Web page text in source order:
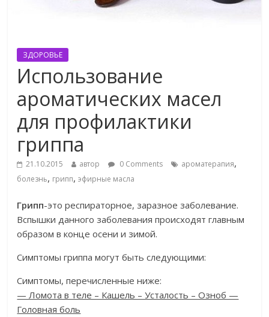
ЗДОРОВЬЕ
Использование
ароматических масел
для профилактики
гриппа
21.10.2015 автор 0 Comments ароматерапия,
болезнь, грипп,эфирные масла
Грипп-это респираторное, заразное заболевание.
Вспышки данного заболевания происходят главным
образом в конце осени и зимой.
Симптомы гриппа могут быть следующими:
Симптомы, перечисленные ниже:
— Ломота в теле – Кашель – Усталость – Озноб —
Головная боль